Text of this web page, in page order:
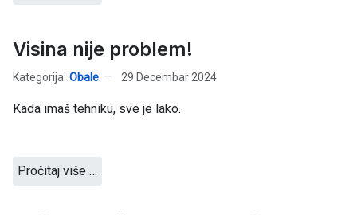
Visina nije problem!
Kategorija: Obale 29 Decembar 2024
Kada imaš tehniku, sve je lako.
Pročitaj više …